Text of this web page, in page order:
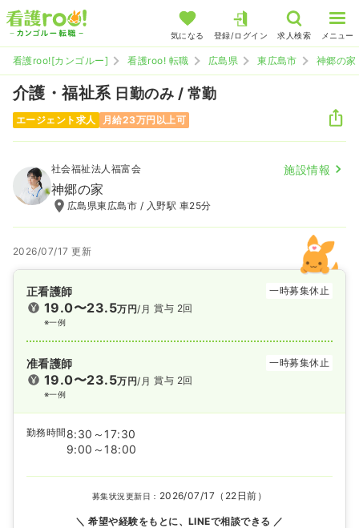
気になる 登録/ログイン 求人検索 メニュー
看護roo![カンゴルー] 看護roo! 転職 広島県 東広島市 神郷の家
介護・福祉系 日勤のみ / 常勤
エージェント求人 月給23万円以上可
社会福祉法人福富会 施設情報
神郷の家
広島県東広島市 / 入野駅 車25分
2026/07/17 更新
正看護師 一時募集休止
19.0〜23.5万円/月
※一例
賞与 2回
准看護師 一時募集休止
19.0〜23.5万円/月
※一例
賞与 2回
勤務時間 8:30～17:30
9:00～18:00
募集状況更新日： 2026/07/17（22日前）
希望や経験をもとに、LINEで相談できる